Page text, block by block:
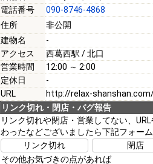
[必須]
[必須]
[必須]
注意事項
電話番号
090-8746-4868
住所
非公開
建物名
-
アクセス
西葛西駅 / 北口
営業時間
12:00 ～ 2:00
定休日
-
URL
http://relax-
リンク切れ・閉店・バグ報告
リンク切れや閉店・営業してない、
わったなどございましたら下記フォーム
リンク切れ
閉店
その他お気づきの点があれば